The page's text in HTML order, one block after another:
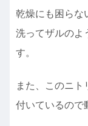
乾燥にも困らな
洗ってザルのよ
す。
また、このニ
付いているので